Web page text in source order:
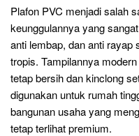
Plafon PVC menjadi salah
keunggulannya yang
anti lembap, dan anti rayap
tropis. Tampilannya
tetap bersih dan kinclong
digunakan untuk rumah
bangunan usaha yang
tetap terlihat premium.